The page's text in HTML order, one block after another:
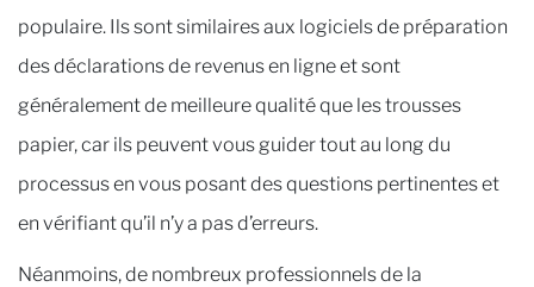
populaire. Ils sont similaires aux logiciels de préparation
des déclarations de revenus en ligne et sont
généralement de meilleure qualité que les trousses
papier, car ils peuvent vous guider tout au long du
processus en vous posant des questions pertinentes et
en vérifiant qu’il n’y a pas d’erreurs.
Néanmoins, de nombreux professionnels de la